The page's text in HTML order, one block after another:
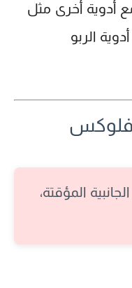
أدوية أخرى مثل
الربو
المؤقتة،